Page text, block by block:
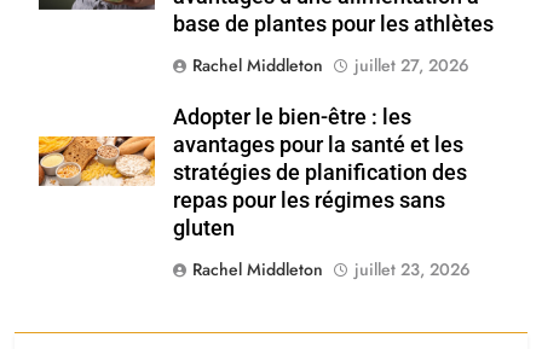
base de plantes pour les athlètes
Rachel Middleton
juillet 27, 2026
Shutterstock
Adopter le bien-être : les
avantages pour la santé et les
stratégies de planification des
repas pour les régimes sans
gluten
Rachel Middleton
juillet 23, 2026